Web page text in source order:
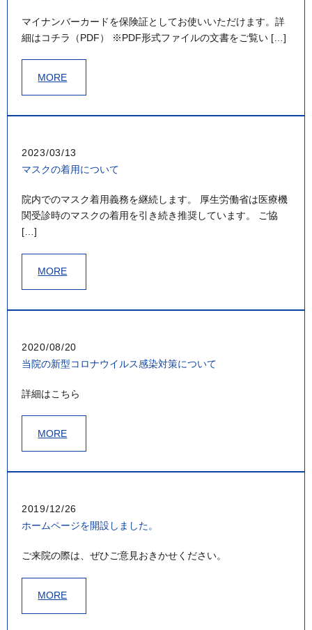
マイナンバーカードを保険証としてお使いいただけます。詳
細はコチラ（PDF） ※PDF形式ファイルの文書をご覧い […]
MORE
2023/03/13
マスクの着用について
院内でのマスク着用義務を継続します。 厚生労働省は医療機
関受診時のマスクの着用を引き続き推奨しています。 ご協
[…]
MORE
2020/08/20
当院の新型コロナウイルス感染対策について
詳細はこちら
MORE
2019/12/26
ホームページを開設しました。
ご来院の際は、ぜひご意見おきかせください。
MORE